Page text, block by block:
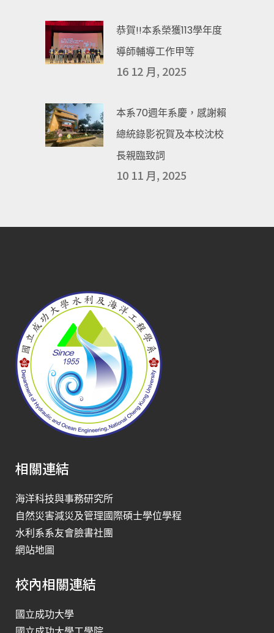
恭賀!!本系榮獲113學年度
導師輔導工作甲等
16 12 月, 2025
本系70週年系慶，感謝賴
總統錄影祝賀及本校沈校
長親臨致詞
10 11 月, 2025
相關連結
海洋科技與事務研究所
自然災害減災及管理國際碩士學位學程
水利系系友會臉書社團
網站地圖
校內相關連結
國立成功大學